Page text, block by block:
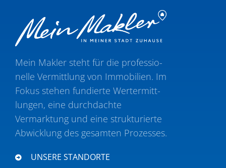
Mein Makler steht für die profes­sio­
nelle Vermittlung von Immobilien. Im
Fokus stehen fundierte Wertermitt­
lungen, eine durch­dachte
Vermarktung und eine struk­tu­rierte
Abwicklung des gesamten Prozesses.
UNSERE STANDORTE